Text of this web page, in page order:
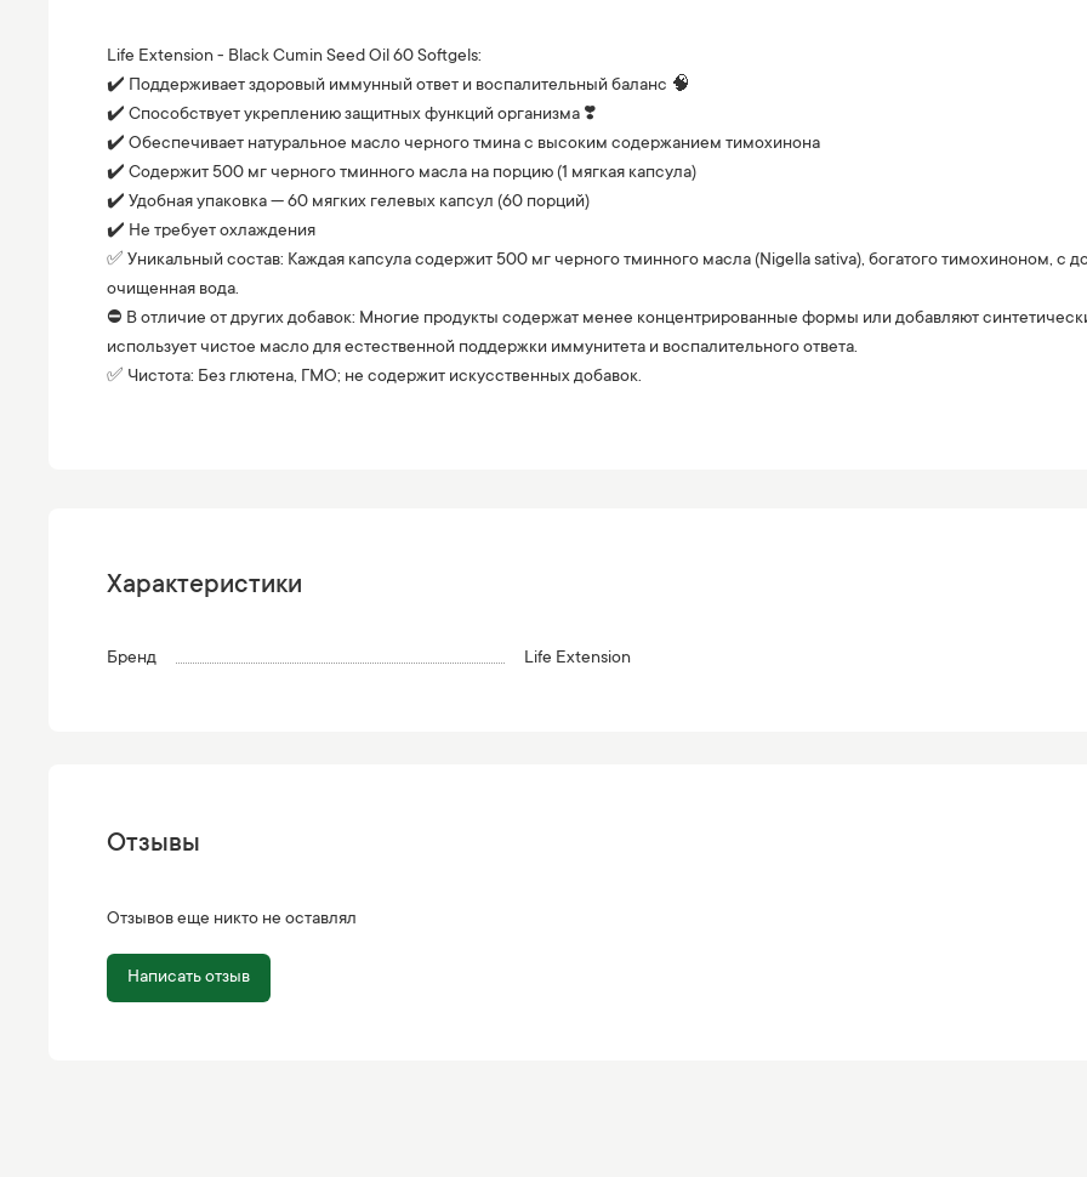
Life Extension - Black Cumin Seed Oil 60 Softgels:
✔️ Поддерживает здоровый иммунный ответ и воспалительный баланс 🧠
✔️ Способствует укреплению защитных функций организма ❣️
✔️ Обеспечивает натуральное масло черного тмина с высоким содержанием тимохинона
✔️ Содержит 500 мг черного тминного масла на порцию (1 мягкая капсула)
✔️ Удобная упаковка — 60 мягких гелевых капсул (60 порций)
✔️ Не требует охлаждения
✅ Уникальный состав: Каждая капсула содержит 500 мг черного тминного масла (Nigella sativa), богатого тимохиноном, с
очищенная вода.
⛔️ В отличие от других добавок: Многие продукты содержат менее концентрированные формы или добавляют
использует чистое масло для естественной поддержки иммунитета и воспалительного ответа.
✅ Чистота: Без глютена, ГМО; не содержит искусственных добавок.
Характеристики
Бренд Life Extension
Отзывы
Отзывов еще никто не оставлял
Написать отзыв